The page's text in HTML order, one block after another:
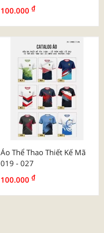
100.000 ₫
Áo Thể Thao Thiết Kế Mã
019 - 027
100.000 ₫